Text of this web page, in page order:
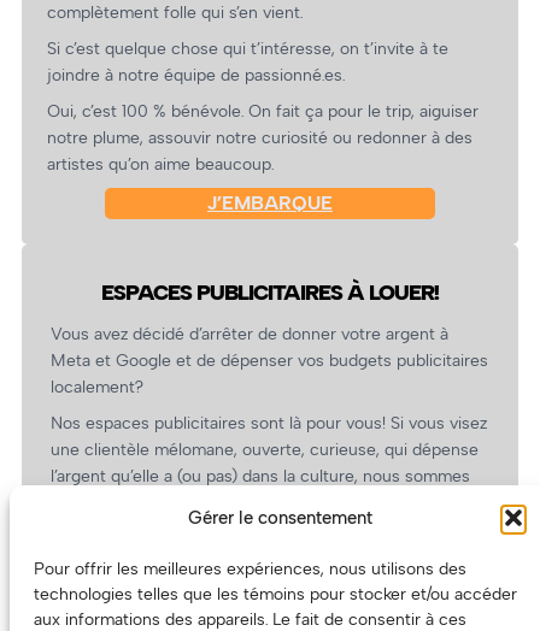
Gérer le consentement
Pour offrir les meilleures expériences, nous utilisons des
technologies telles que les témoins pour stocker et/ou accéder
aux informations des appareils. Le fait de consentir à ces
complètement folle qui s’en vient.
Si c’est quelque chose qui t’intéresse, on t’invite à te
joindre à notre équipe de passionné.es.
Oui, c’est 100 % bénévole. On fait ça pour le trip, aiguiser
notre plume, assouvir notre curiosité ou redonner à des
artistes qu’on aime beaucoup.
J’EMBARQUE
ESPACES PUBLICITAIRES À LOUER!
Vous avez décidé d’arrêter de donner votre argent à
Meta et Google et de dépenser vos budgets publicitaires
localement?
Nos espaces publicitaires sont là pour vous! Si vous visez
une clientèle mélomane, ouverte, curieuse, qui dépense
l’argent qu’elle a (ou pas) dans la culture, nous sommes
revient.
(Oui, on va avoir des tarifs spéciaux pour vous, les